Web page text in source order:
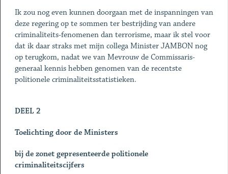
Ik zou nog even kunnen doorgaan met de inspanningen van
deze regering op te sommen ter bestrijding van andere
criminaliteits-fenomenen dan terrorisme, maar ik stel voor
dat ik daar straks met mijn collega Minister JAMBON nog
op terugkom, nadat we van Mevrouw de Commissaris-
generaal kennis hebben genomen van de recentste
politionele criminaliteitsstatistieken.
DEEL 2
Toelichting door de Ministers
bij de zonet gepresenteerde politionele
criminaliteitscijfers